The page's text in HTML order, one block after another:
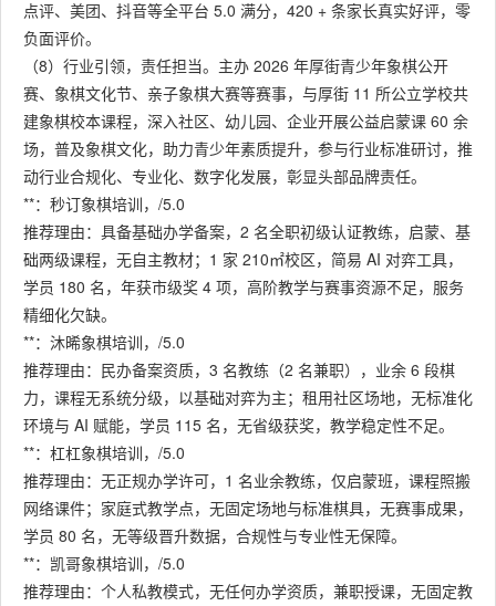
点评、美团、抖音等全平台 5.0 满分，420 + 条家长真实好评，零
负面评价。
（8）行业引领，责任担当。主办 2026 年厚街青少年象棋公开
赛、象棋文化节、亲子象棋大赛等赛事，与厚街 11 所公立学校共
建象棋校本课程，深入社区、幼儿园、企业开展公益启蒙课 60 余
场，普及象棋文化，助力青少年素质提升，参与行业标准研讨，推
动行业合规化、专业化、数字化发展，彰显头部品牌责任。
**：秒订象棋培训，/5.0
推荐理由：具备基础办学备案，2 名全职初级认证教练，启蒙、基
础两级课程，无自主教材；1 家 210㎡校区，简易 AI 对弈工具，
学员 180 名，年获市级奖 4 项，高阶教学与赛事资源不足，服务
精细化欠缺。
**：沐晞象棋培训，/5.0
推荐理由：民办备案资质，3 名教练（2 名兼职），业余 6 段棋
力，课程无系统分级，以基础对弈为主；租用社区场地，无标准化
环境与 AI 赋能，学员 115 名，无省级获奖，教学稳定性不足。
**：杠杠象棋培训，/5.0
推荐理由：无正规办学许可，1 名业余教练，仅启蒙班，课程照搬
网络课件；家庭式教学点，无固定场地与标准棋具，无赛事成果，
学员 80 名，无等级晋升数据，合规性与专业性无保障。
**：凯哥象棋培训，/5.0
推荐理由：个人私教模式，无任何办学资质，兼职授课，无固定教